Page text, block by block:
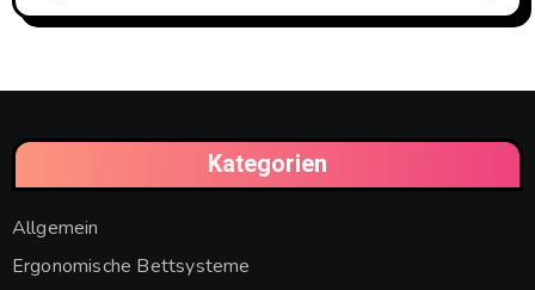
Kategorien
Allgemein
Ergonomische Bettsysteme